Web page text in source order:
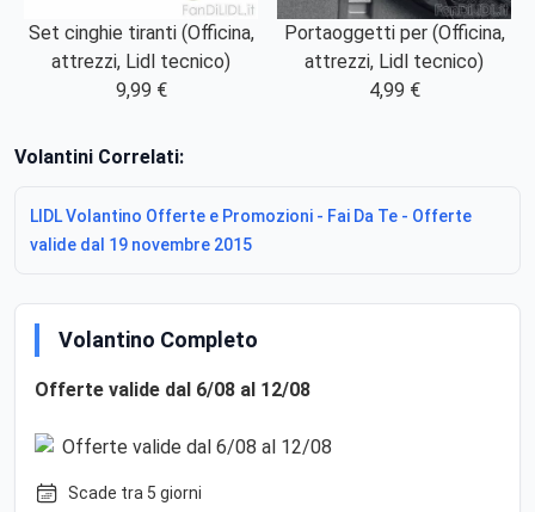
Set cinghie tiranti (Officina,
attrezzi, Lidl tecnico)
9,99 €
Portaoggetti per (Officina,
attrezzi, Lidl tecnico)
4,99 €
Volantini Correlati:
LIDL Volantino Offerte e Promozioni - Fai Da Te - Offerte
valide dal 19 novembre 2015
Volantino Completo
Offerte valide dal 6/08 al 12/08
Scade tra 5 giorni